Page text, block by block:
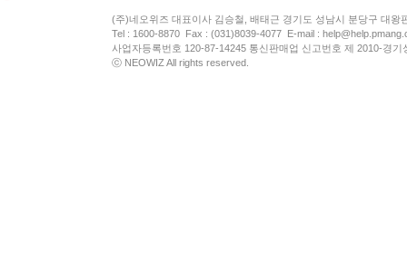
(주)네오위즈 대표이사 김승철, 배태근 경기도 성남시 분당구 대왕
Tel : 1600-8870 Fax : (031)8039-4077 E-mail :
사업자등록번호 120-87-14245 통신판매업 신고번호 제 2010-경
ⓒ NEOWIZ All rights reserved.